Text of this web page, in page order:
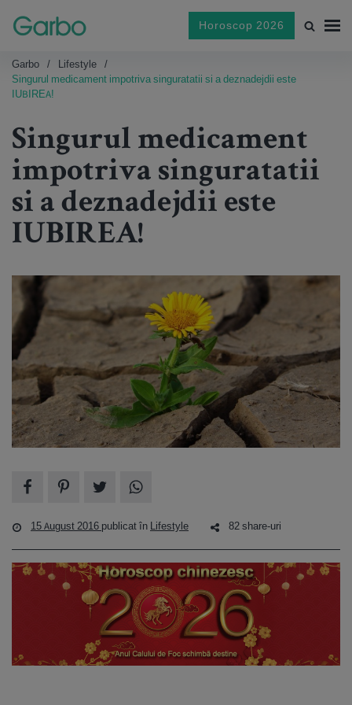
Horoscop 2026
Garbo
Lifestyle
Singurul medicament impotriva singuratatii si a deznadejdii este
IUBIREA!
Singurul medicament
impotriva singuratatii
si a deznadejdii este
IUBIREA!
15 August 2016 publicat în Lifestyle 82 share-uri